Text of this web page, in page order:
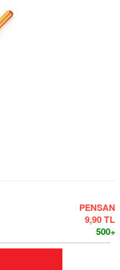
PENSAN
9,90 TL
500+